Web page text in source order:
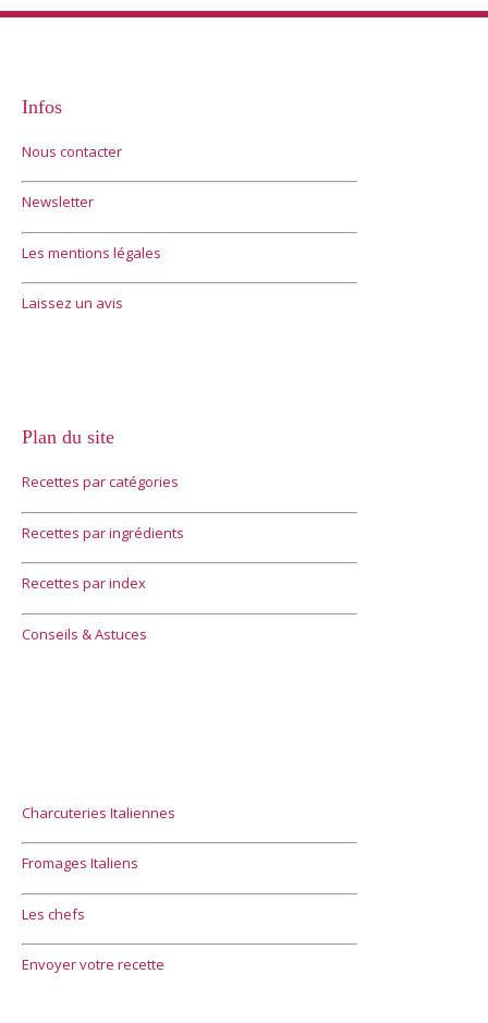
Infos
Nous contacter
Newsletter
Les mentions légales
Laissez un avis
Plan du site
Recettes par catégories
Recettes par ingrédients
Recettes par index
Conseils & Astuces
Charcuteries Italiennes
Fromages Italiens
Les chefs
Envoyer votre recette